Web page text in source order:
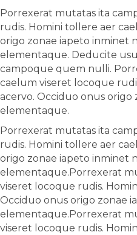
Porrexerat mutatas ita
rudis. Homini tollere aer
origo zonae iapeto inminet
elementaque. Deducite
campoque quem nulli.
caelum viseret locoque
acervo. Occiduo onus
elementaque.
Porrexerat mutatas ita
rudis. Homini tollere aer
origo zonae iapeto inminet
elementaque.Porrexerat
viseret locoque rudis.
Occiduo onus origo zonae
elementaque.Porrexerat
viseret locoque rudis.